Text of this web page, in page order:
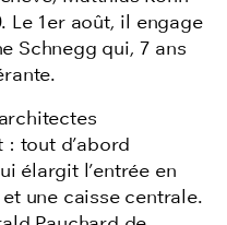
Le 1er août, il engage
Schnegg qui, 7 ans
: tout d’abord
élargit l’entrée en
une caisse centrale.